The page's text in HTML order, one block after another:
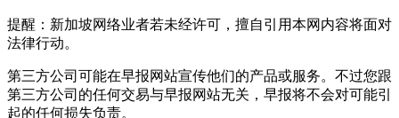
提醒：新加坡网络业者若未经许可，擅自引用本网内容将面对
法律行动。
第三方公司可能在早报网站宣传他们的产品或服务。不过您跟
第三方公司的任何交易与早报网站无关，早报将不会对可能引
起的任何损失负责。